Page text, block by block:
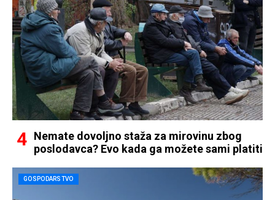
Nemate dovoljno staža za mirovinu zbog
poslodavca? Evo kada ga možete sami platiti
GOSPODARSTVO